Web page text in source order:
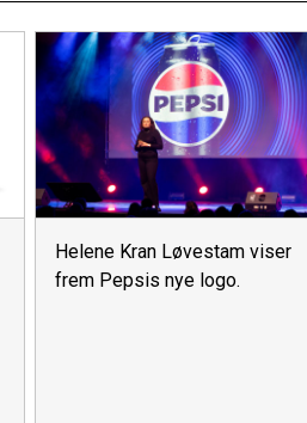
Helene Kran Løvestam viser
frem Pepsis nye logo.